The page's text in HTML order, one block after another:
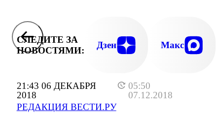
21:43 06 ДЕКАБРЯ
2018
05:50
07.12.2018
РЕДАКЦИЯ ВЕСТИ.РУ
СЛЕДИТЕ ЗА
НОВОСТЯМИ:
Дзен Макс